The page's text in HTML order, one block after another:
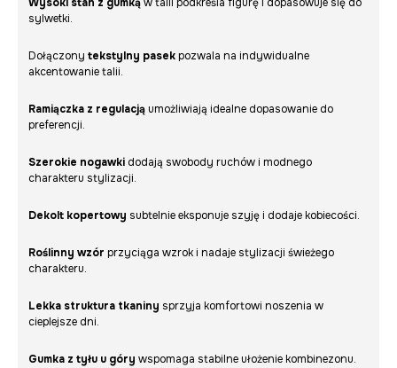
Wysoki stan z gumkąw talii podkreśla figurę i dopasowuje się do
sylwetki.
Dołączony tekstylny pasek pozwala na indywidualne
akcentowanie talii.
Ramiączka z regulacją umożliwiają idealne dopasowanie do
preferencji.
Szerokie nogawki dodają swobody ruchów i modnego
charakteru stylizacji.
Dekolt kopertowy subtelnie eksponuje szyję i dodaje kobiecości.
Roślinny wzór przyciąga wzrok i nadaje stylizacji świeżego
charakteru.
Lekka struktura tkaniny sprzyja komfortowi noszenia w
cieplejsze dni.
Gumka z tyłu u góry wspomaga stabilne ułożenie kombinezonu.